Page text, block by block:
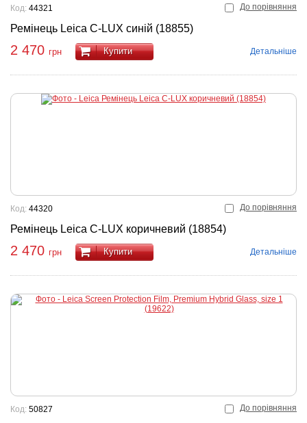
До порівняння
Ремінець Leica C-LUX синій (18855)
Код: 44321
2 470 грн Купити Детальніше
До порівняння
Ремінець Leica C-LUX коричневий (18854)
Код: 44320
2 470 грн Купити Детальніше
До порівняння
Код: 50827